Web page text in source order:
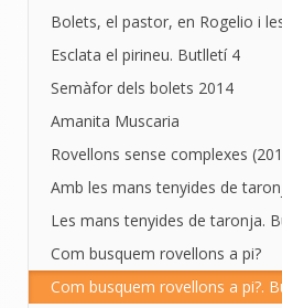
Bolets, el pastor, en Rogelio i
Esclata el pirineu. Butlletí 4
Semàfor dels bolets 2014
Amanita Muscaria
Rovellons sense complexes
Amb les mans tenyides de
Les mans tenyides de taronja.
Com busquem rovellons a pi?
Com busquem rovellons a pi?.